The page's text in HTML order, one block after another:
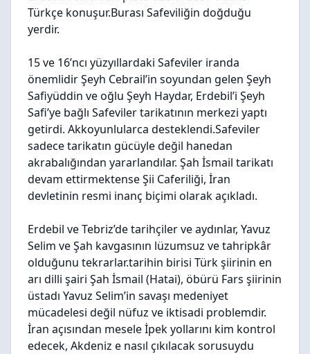
Türkçe konuşur.Burası Safeviliğin doğduğu
yerdir.
15 ve 16’ncı yüzyıllardaki Safeviler iranda
önemlidir Şeyh Cebrail’in soyundan gelen Şeyh
Safiyüddin ve oğlu Şeyh Haydar, Erdebil’i Şeyh
Safi’ye bağlı Safeviler tarikatının merkezi yaptı
getirdi. Akkoyunlularca desteklendi.Safeviler
sadece tarikatın gücüyle değil hanedan
akrabalığından yararlandılar. Şah İsmail tarikatı
devam ettirmektense Şii Caferiliği, İran
devletinin resmi inanç biçimi olarak açıkladı.
Erdebil ve Tebriz’de tarihçiler ve aydınlar, Yavuz
Selim ve Şah kavgasının lüzumsuz ve tahripkâr
olduğunu tekrarlar.tarihin birisi Türk şiirinin en
arı dilli şairi Şah İsmail (Hatai), öbürü Fars şiirinin
üstadı Yavuz Selim’in savaşı medeniyet
mücadelesi değil nüfuz ve iktisadi problemdir.
İran açısından mesele İpek yollarını kim kontrol
edecek, Akdeniz e nasıl çıkılacak sorusuydu